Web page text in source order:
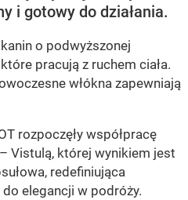
i gotowy do działania.
o podwyższonej
pracują z ruchem ciała.
włókna zapewniają
rozpoczęły współpracę
Vistulą, której wynikiem jest
redefiniująca
elegancji w podróży.